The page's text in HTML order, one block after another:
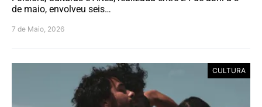
de maio, envolveu seis…
7 de Maio, 2026
CULTURA